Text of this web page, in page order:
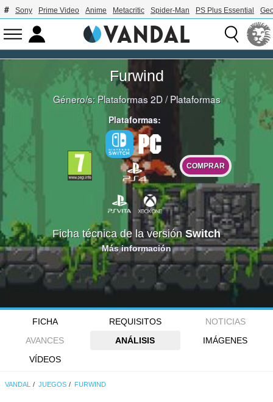
Sony Prime Video Anime Metacritic Spider-Man PS Plus Essential
Furwind
Género/s:Plataformas 2D/Plataformas
Plataformas:
COMPRAR
Ficha técnica de la versiónSwitch
Más información
FICHA REQUISITOS
NOTICIAS
AVANCES
ANÁLISIS
IMÁGENES
VÍDEOS
VANDAL JUEGOS FURWIND